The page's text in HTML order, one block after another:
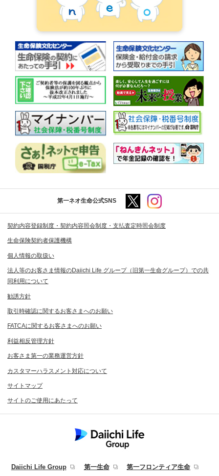
第一ネオ生命公式SNS
契約内容登録制度・契約内容照会制度・支払査定時照会制度
生命保険契約者保護機構
個人情報の取扱い
法人等のお客さま情報のDaiichi Life グループ（旧第一生命グループ）での共
同利用について
勧誘方針
取引時確認に関するお客さまへのお願い
FATCAに関するお客さまへのお願い
利益相反管理方針
お客さま第一の業務運営方針
カスタマーハラスメント対応について
サイトマップ
サイトのご使用にあたって
Daiichi Life Group 第一生命 第一フロンティア生命